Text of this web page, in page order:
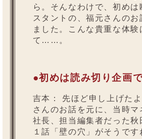
ら。そんなわけで、初め
スタントの、福元さんの
ました。こんな貴重な体
て……。
●初めは読み切り企画で
吉本：
先ほど申し上げた
さんのお話を元に、当時
社長、担当編集者だった
１話「壁の穴」がそうです